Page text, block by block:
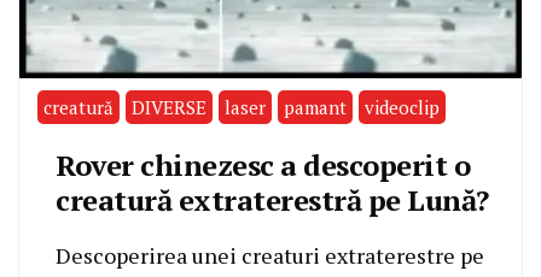
creatură DIVERSE laser pamant videoclip
Rover chinezesc a descoperit o
creatură extraterestră pe Lună?
Descoperirea unei creaturi extraterestre pe